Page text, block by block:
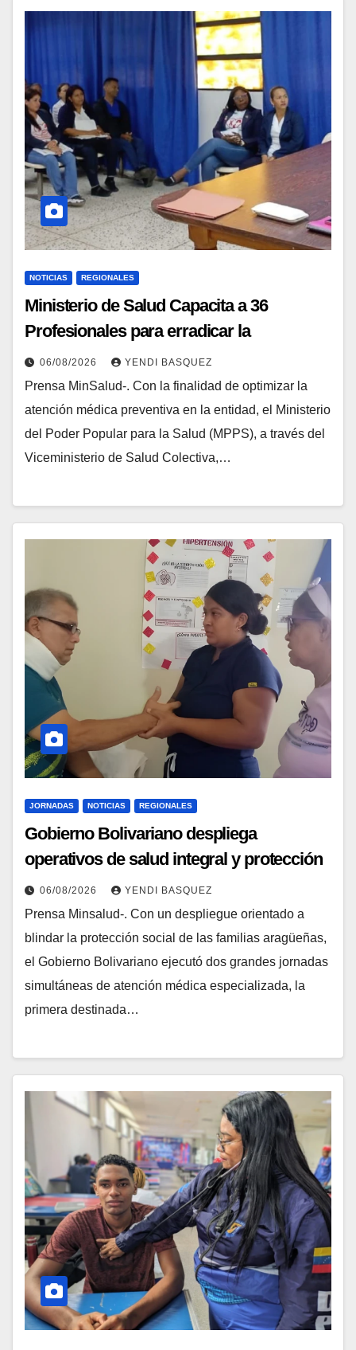
NOTICIAS REGIONALES
Ministerio de Salud Capacita a 36
Profesionales para erradicar la
Tuberculosis en Yaracuy
06/08/2026 YENDI BASQUEZ
Prensa MinSalud-. Con la finalidad de optimizar la
atención médica preventiva en la entidad, el Ministerio
del Poder Popular para la Salud (MPPS), a través del
Viceministerio de Salud Colectiva,…
JORNADAS NOTICIAS REGIONALES
Gobierno Bolivariano despliega
operativos de salud integral y protección
social en los municipios Sucre y Mario
Briceño Iragorry del estado Aragua
06/08/2026 YENDI BASQUEZ
Prensa Minsalud-. Con un despliegue orientado a
blindar la protección social de las familias aragüeñas,
el Gobierno Bolivariano ejecutó dos grandes jornadas
simultáneas de atención médica especializada, la
primera destinada…